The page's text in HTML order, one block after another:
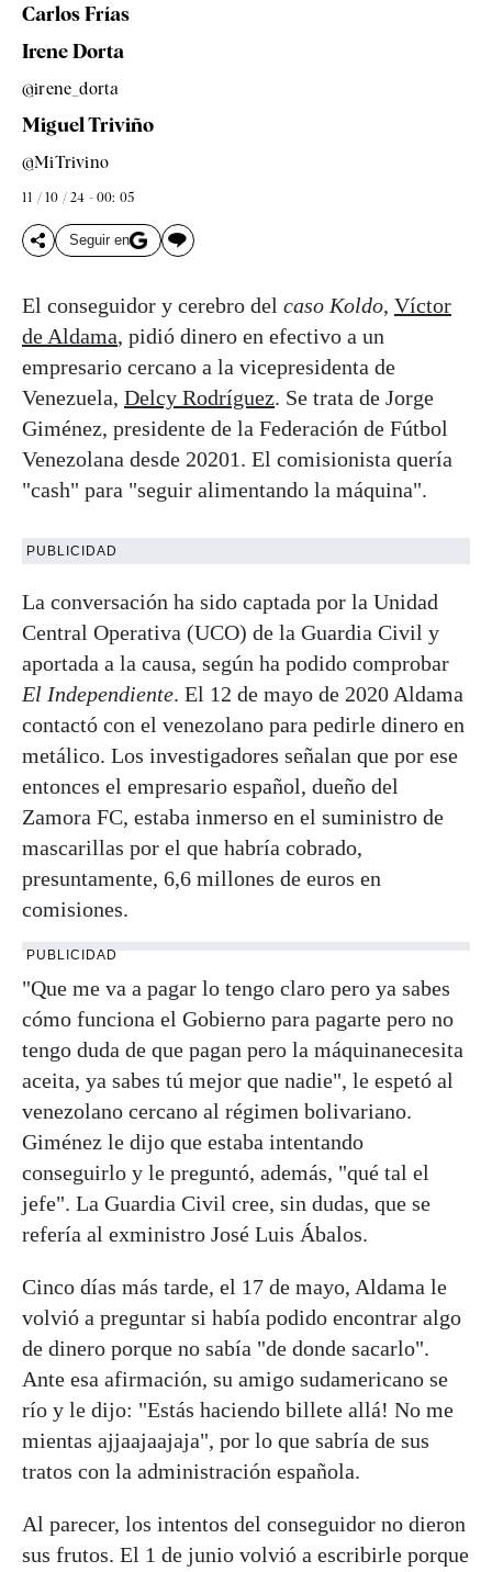
Carlos Frías
Irene Dorta
@irene_dorta
Miguel Triviño
@MiTrivino
11 / 10 / 24 - 00: 05
Seguir en
El conseguidor y cerebro del caso Koldo, Víctor
de Aldama, pidió dinero en efectivo a un
empresario cercano a la vicepresidenta de
Venezuela, Delcy Rodríguez. Se trata de Jorge
Giménez, presidente de la Federación de Fútbol
Venezolana desde 20201. El comisionista quería
"cash" para "seguir alimentando la máquina".
PUBLICIDAD
La conversación ha sido captada por la Unidad
Central Operativa (UCO) de la Guardia Civil y
aportada a la causa, según ha podido comprobar
El Independiente. El 12 de mayo de 2020 Aldama
contactó con el venezolano para pedirle dinero en
metálico. Los investigadores señalan que por ese
entonces el empresario español, dueño del
Zamora FC, estaba inmerso en el suministro de
mascarillas por el que habría cobrado,
presuntamente, 6,6 millones de euros en
comisiones.
PUBLICIDAD
"Que me va a pagar lo tengo claro pero ya sabes
cómo funciona el Gobierno para pagarte pero no
tengo duda de que pagan pero la máquinanecesita
aceita, ya sabes tú mejor que nadie", le espetó al
venezolano cercano al régimen bolivariano.
Giménez le dijo que estaba intentando
conseguirlo y le preguntó, además, "qué tal el
jefe". La Guardia Civil cree, sin dudas, que se
refería al exministro José Luis Ábalos.
Cinco días más tarde, el 17 de mayo, Aldama le
volvió a preguntar si había podido encontrar algo
de dinero porque no sabía "de donde sacarlo".
Ante esa afirmación, su amigo sudamericano se
río y le dijo: "Estás haciendo billete allá! No me
mientas ajjaajaajaja", por lo que sabría de sus
tratos con la administración española.
Al parecer, los intentos del conseguidor no dieron
sus frutos. El 1 de junio volvió a escribirle porque